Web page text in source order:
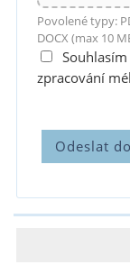
Povolené typy:
DOCX (max 10
zpracování